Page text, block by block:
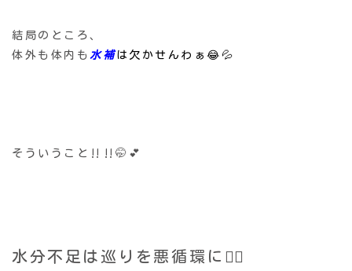
結局のところ、
体外も体内も 水補は欠かせんわぁ😂💦
そういうこと‼️‼️🤭💕
水分不足は巡りを悪循環に😵‍💫